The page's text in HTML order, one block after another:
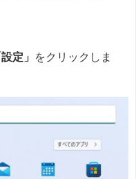
設定」
をクリックしま